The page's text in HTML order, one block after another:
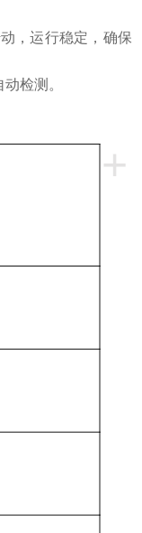
，运行稳定，确保
检测。
+